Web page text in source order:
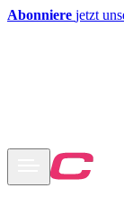
Abonniere jetzt